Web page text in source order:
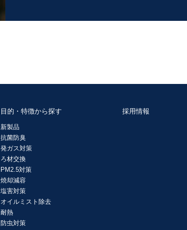
目的・特徴から探す
新製品
抗菌防臭
発ガス対策
ろ材交換
PM2.5対策
焼却減容
塩害対策
オイルミスト除去
耐熱
防虫対策
採用情報